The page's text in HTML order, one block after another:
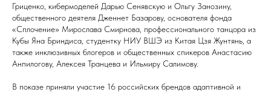
Гриценко, кибермоделей Дарью Сенявскую и Ольгу Занозину,
общественного деятеля Дженнет Базарову, основателя фонда
«Сплочение» Мирослава Смирнова, профессионального танцора из
Кубы Яна Бриндиса, студентку НИУ ВШЭ из Китая Цзя Жунтянь, а
также инклюзивных блогеров и общественных спикеров Анастасию
Анпилогову, Алексея Транцева и Ильмиру Салимову.
В показе приняли участие 16 российских брендов адаптивной и